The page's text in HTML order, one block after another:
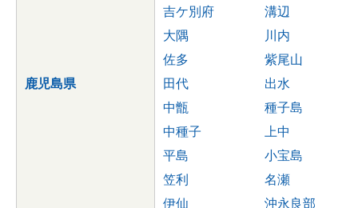
鹿児島県
吉ケ別府
溝辺
大隅
川内
佐多
紫尾山
田代
出水
中甑
種子島
中種子
上中
平島
小宝島
笠利
名瀬
伊仙
沖永良部